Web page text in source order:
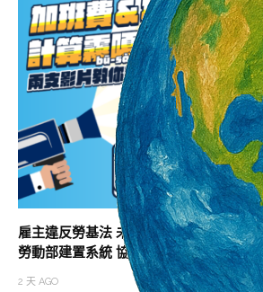
雇主違反勞基法 未依法給付加班費居冠
勞動部建置系統 協助勞雇快速試算加班費
2 天 AGO